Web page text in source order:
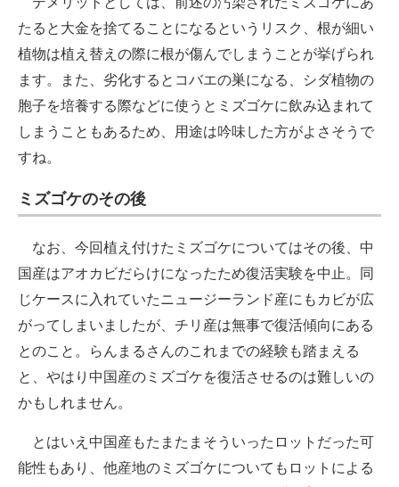
たると大金を捨てることになるというリスク、根が細い
植物は植え替えの際に根が傷んでしまうことが挙げられ
ます。また、劣化するとコバエの巣になる、シダ植物の
胞子を培養する際などに使うとミズゴケに飲み込まれて
しまうこともあるため、用途は吟味した方がよさそうで
すね。
ミズゴケのその後
なお、今回植え付けたミズゴケについてはその後、中
国産はアオカビだらけになったため復活実験を中止。同
じケースに入れていたニュージーランド産にもカビが広
がってしまいましたが、チリ産は無事で復活傾向にある
とのこと。らんまるさんのこれまでの経験も踏まえる
と、やはり中国産のミズゴケを復活させるのは難しいの
かもしれません。
とはいえ中国産もたまたまそういったロットだった可
能性もあり、他産地のミズゴケについてもロットによる